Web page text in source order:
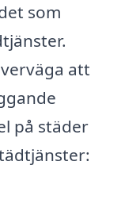
som
att
på städer